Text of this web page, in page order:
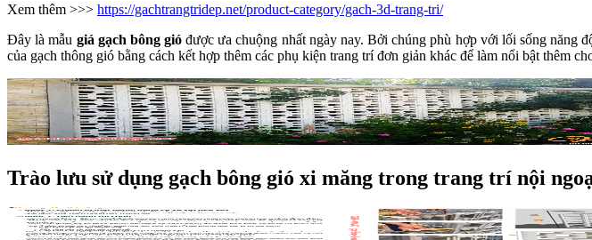
Xem thêm >>> https://gachtrangtridep.net/product-category/gach-3d-trang-tri/
Đây là mẫu giá gạch bông gió được ưa chuộng nhất ngày nay. Bởi chúng phù hợp với lối sống năng
của gạch thông gió bằng cách kết hợp thêm các phụ kiện trang trí đơn giản khác để làm nổi bật thêm
Trào lưu sử dụng gạch bông gió xi măng trong trang trí nội